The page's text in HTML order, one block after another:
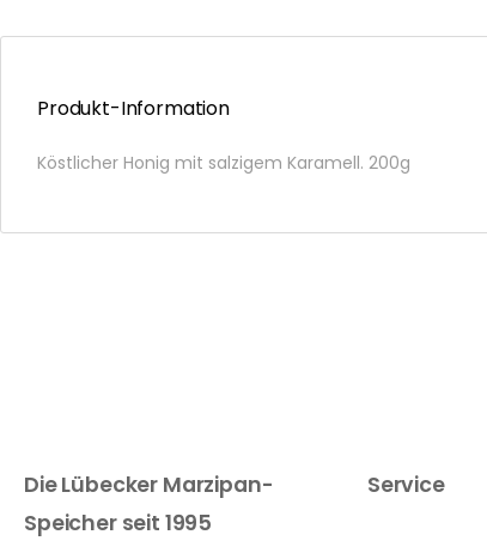
Produkt-Information
Köstlicher Honig mit salzigem Karamell. 200g
Die Lübecker Marzipan-
Speicher seit 1995
Service